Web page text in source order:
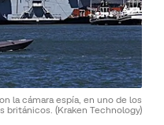
la cámara espía, en uno de los
británicos. (Kraken Technology)